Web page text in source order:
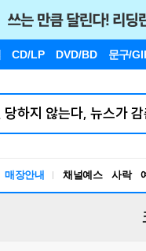
CD/LP DVD/BD 문구/
매장안내 채널예스 사락